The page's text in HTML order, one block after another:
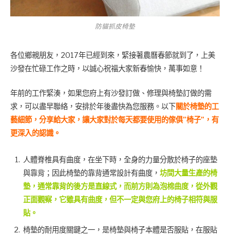
防貓抓皮椅墊
各位鄉親朋友，2017年已經到來，緊接著農曆春節就到了，上美
沙發在忙碌工作之時，以誠心祝福大家新春愉快，萬事如意！
年前的工作緊湊，如果您府上有沙發訂做、修理與椅墊訂做的需
求，可以盡早聯絡，安排於年後盡快為您服務。以下關於椅墊的工
藝細節，分享給大家，讓大家對於每天都要使用的傢俱”椅子”，有
更深入的認識。
人體脊椎具有曲度，在坐下時，全身的力量分散於椅子的座墊
與靠背；因此椅墊的靠背通常設計有曲度， 坊間大量生產的椅
墊，通常靠背的後方是直線式，而前方則為泡棉曲度，從外觀
正面觀察，它雖具有曲度，但不一定與您府上的椅子相符與服
貼。
椅墊的耐用度關鍵之一，是椅墊與椅子本體是否服貼，在服貼